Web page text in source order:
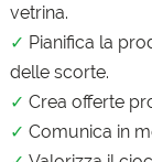
vetrina.
✓ Pianifica la
delle scorte.
✓ Crea offerte
✓ Comunica in